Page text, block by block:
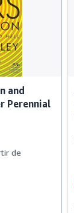
and
Perennial
de